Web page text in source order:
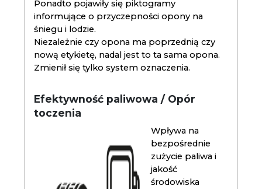
Ponadto pojawiły się piktogramy
informujące o przyczepności opony na
śniegu i lodzie.
Niezależnie czy opona ma poprzednią czy
nową etykietę, nadal jest to ta sama opona.
Zmienił się tylko system oznaczenia.
Efektywność paliwowa / Opór
toczenia
Wpływa na
bezpośrednie
zużycie paliwa i
jakość
środowiska